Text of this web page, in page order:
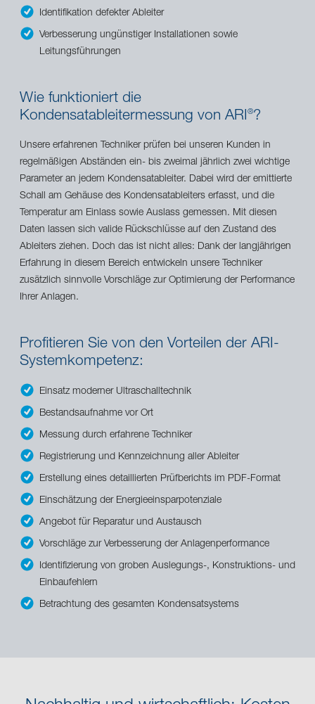
Identifikation defekter Ableiter
Verbesserung ungünstiger Installationen sowie
Leitungsführungen
Wie funktioniert die
Kondensatableitermessung von ARI ®?
Unsere erfahrenen Techniker prüfen bei unseren Kunden in
regelmäßigen Abständen ein- bis zweimal jährlich zwei wichtige
Parameter an jedem Kondensatableiter. Dabei wird der emittierte
Schall am Gehäuse des Kondensatableiters erfasst, und die
Temperatur am Einlass sowie Auslass gemessen. Mit diesen
Daten lassen sich valide Rückschlüsse auf den Zustand des
Ableiters ziehen. Doch das ist nicht alles: Dank der langjährigen
Erfahrung in diesem Bereich entwickeln unsere Techniker
zusätzlich sinnvolle Vorschläge zur Optimierung der Performance
Ihrer Anlagen.
Profitieren Sie von den Vorteilen der ARI-
Systemkompetenz:
Einsatz moderner Ultraschalltechnik
Bestandsaufnahme vor Ort
Messung durch erfahrene Techniker
Registrierung und Kennzeichnung aller Ableiter
Erstellung eines detaillierten Prüfberichts im PDF-Format
Einschätzung der Energieeinsparpotenziale
Angebot für Reparatur und Austausch
Vorschläge zur Verbesserung der Anlagenperformance
Identifizierung von groben Auslegungs-, Konstruktions- und
Einbaufehlern
Betrachtung des gesamten Kondensatsystems